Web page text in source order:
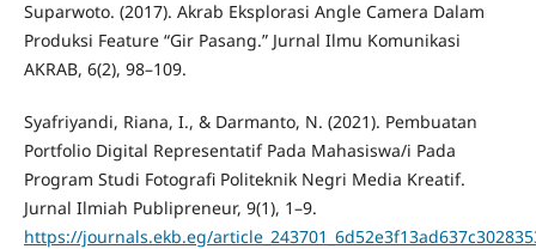
Suparwoto. (2017). Akrab Eksplorasi Angle Camera Dalam
Produksi Feature “Gir Pasang.” Jurnal Ilmu Komunikasi
AKRAB, 6(2), 98–109.
Syafriyandi, Riana, I., & Darmanto, N. (2021). Pembuatan
Portfolio Digital Representatif Pada Mahasiswa/i Pada
Program Studi Fotografi Politeknik Negri Media Kreatif.
Jurnal Ilmiah Publipreneur, 9(1), 1–9.
https://journals.ekb.eg/